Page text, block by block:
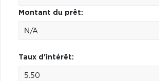
Montant du prêt:
Taux d'intérêt: